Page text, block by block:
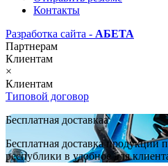
Контакты
Разработка сайта - АБЕТА
Партнерам
Клиентам
×
Клиентам
Типовой договор
Бесплатная доставкаа
Бесплатная доставка
республики в удобное для